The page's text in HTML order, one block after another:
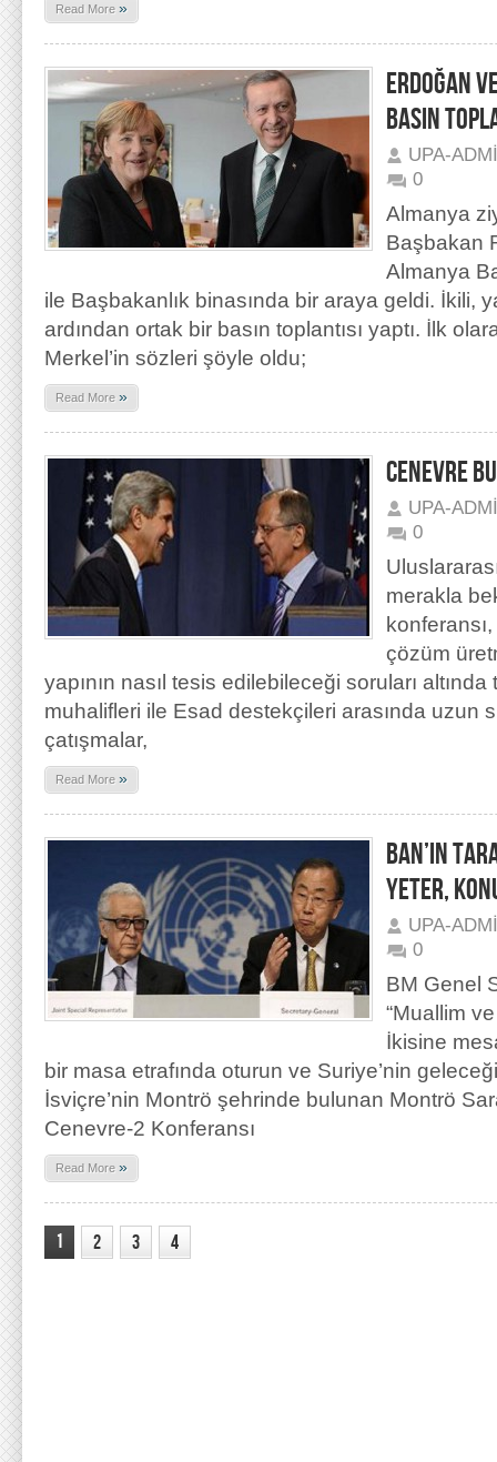
Read More »
ERDOĞAN
BASIN
UPA-
0
Almanya
Başbakan
Almanya
ile Başbakanlık binasında bir araya geldi. İkili,
ardından ortak bir basın toplantısı yaptı. İlk
Merkel’in sözleri şöyle oldu;
Read More »
CENEVRE
UPA-
0
merakla
çözüm
yapının nasıl tesis edilebileceği soruları
muhalifleri ile Esad destekçileri arasında uzun
çatışmalar,
Read More »
BAN’IN
YETER,
UPA-
0
BM Genel
“Muallim
İkisine
bir masa etrafında oturun ve Suriye’nin
İsviçre’nin Montrö şehrinde bulunan Montrö
Cenevre-2 Konferansı
Read More »
1 2 3 4